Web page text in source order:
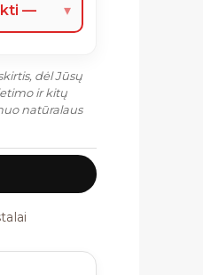
— ▾
dėl Jūsų
ir kitų
natūralaus